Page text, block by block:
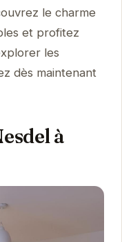
le charme
et profitez
les
dès maintenant
à